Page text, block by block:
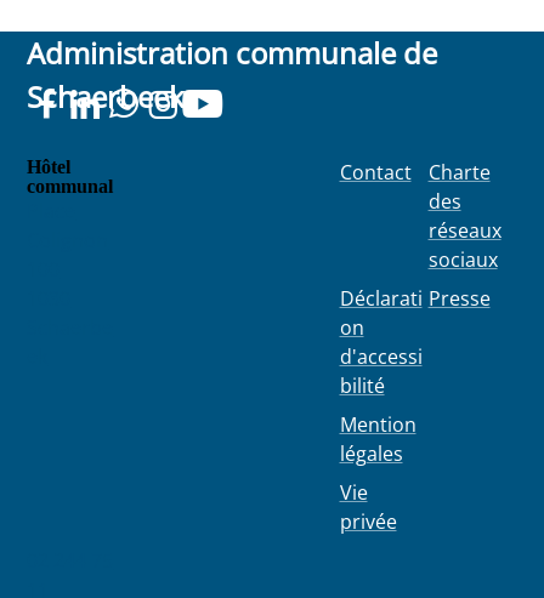
Administration communale de
Schaerbeek
Hôtel
communal
Contact
Déclarati
on
d'accessi
bilité
Mention
légales
Vie
privée
Charte
des
réseaux
sociaux
Presse